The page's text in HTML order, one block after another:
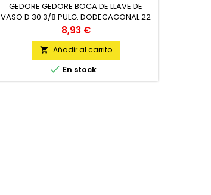
GEDORE GEDORE BOCA DE LLAVE DE
VASO D 30 3/8 PULG. DODECAGONAL 22
X 32 MM UNIDAD
Precio
8,93 €
 Añadir al carrito
 En stock